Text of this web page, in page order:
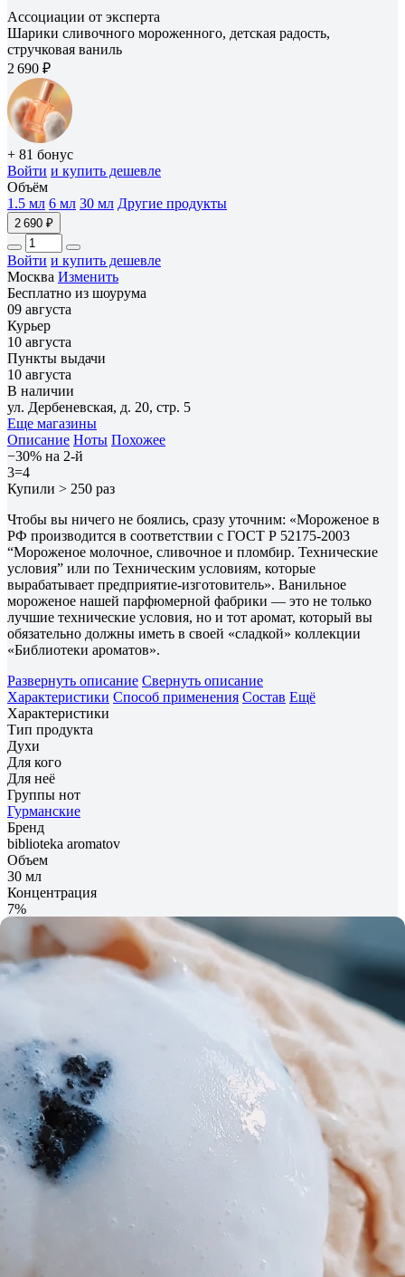
Ассоциации от эксперта
Шарики сливочного мороженного, детская радость,
стручковая ваниль
2 690 ₽
+ 81 бонус
Войти и купить дешевле
Объём
1.5 мл 6 мл 30 мл Другие продукты
2 690 ₽
Войти и купить дешевле
Москва Изменить
Бесплатно из шоурума
09 августа
Курьер
10 августа
Пункты выдачи
10 августа
В наличии
ул. Дербеневская, д. 20, стр. 5
Еще магазины
Описание Ноты Похожее
−30% на 2-й
3=4
Купили > 250 раз
Чтобы вы ничего не боялись, сразу уточним: «Мороженое в
РФ производится в соответствии с ГОСТ Р 52175-2003
“Мороженое молочное, сливочное и пломбир. Технические
условия” или по Техническим условиям, которые
вырабатывает предприятие-изготовитель». Ванильное
мороженое нашей парфюмерной фабрики — это не только
лучшие технические условия, но и тот аромат, который вы
обязательно должны иметь в своей «сладкой» коллекции
«Библиотеки ароматов».
Развернуть описание Свернуть описание
Характеристики Способ применения Состав Ещё
Характеристики
Тип продукта
Духи
Для кого
Для неё
Группы нот
Гурманские
Бренд
biblioteka aromatov
Объем
30 мл
Концентрация
7%
Способ применения
Нанесите аромат на горячие точки тела: запястья, задняя
сторона ушей и коленок, ключицы.
Состав
Алкогольная основа
Этиловый спирт, полученный из кукурузы путем
ферментации. Служит основой для растворения
парфюмерных компонентов. Обеспечивает их стойкость и
длительный срок хранения.
+
Caprylic / Capric Triglyceride [Каприлик / Каприлик
триглицерид],
Каприлик / Каприлик триглицерид
Натуральный компонент, полученный из кокосового масла.
Смягчает, увлажняет кожу, не оставляя ощущение жирности.
Лёгкая консистенция подходит практически для любого типа
кожи. Каприлик устойчив к окислению и полностью
биоразлагаем.